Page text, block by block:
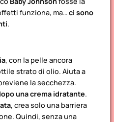
funziona, ma…ci sono
.
, con la pelle ancora
strato di olio. Aiuta a
la secchezza.
una crema idratante.
, crea solo una barriera
Quindi, senza una